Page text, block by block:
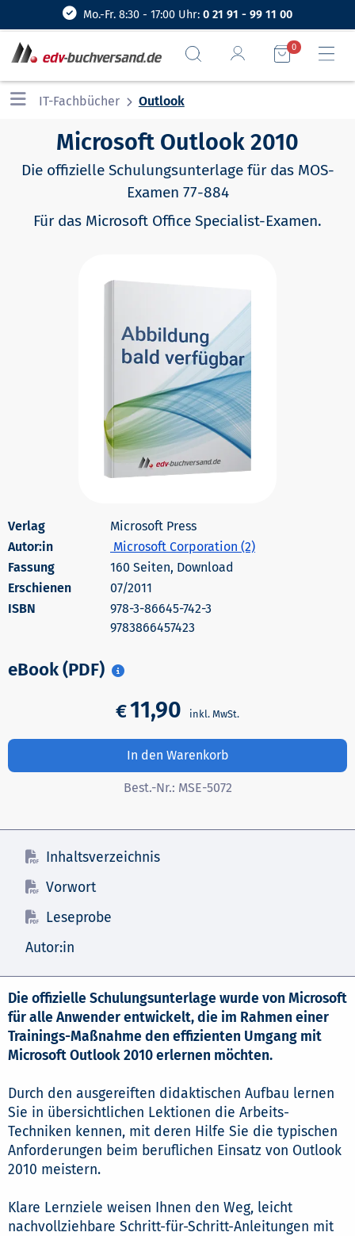
Mo.-Fr. 8:30 - 17:00 Uhr: 0 21 91 - 99 11 00
0
IT-Fachbücher Outlook
Microsoft Outlook 2010
Die offizielle Schulungsunterlage für das MOS-
Examen 77-884
Für das Microsoft Office Specialist-Examen.
Microsoft Press
Autor:in
Microsoft Corporation (2)
160 Seiten, Download
Erschienen
07/2011
978-3-86645-742-3
9783866457423
eBook (PDF)
€11,90
In den Warenkorb
Best.-Nr.: MSE-5072
Inhaltsverzeichnis
Vorwort
Leseprobe
Autor:in
Die offizielle Schulungsunterlage wurde von Microsoft
für alle Anwender entwickelt, die im Rahmen einer
Trainings-Maßnahme den effizienten Umgang mit
Microsoft Outlook 2010 erlernen möchten.
Durch den ausgereiften didaktischen Aufbau lernen
Sie in übersichtlichen Lektionen die Arbeits-
Techniken kennen, mit deren Hilfe Sie die typischen
Anforderungen beim beruflichen Einsatz von Outlook
2010 meistern.
Klare Lernziele weisen Ihnen den Weg, leicht
nachvollziehbare Schritt-für-Schritt-Anleitungen mit